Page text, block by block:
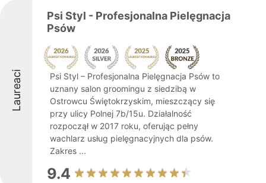
Laureaci
Psi Styl - Profesjonalna Pielęgnacja
Psów
Psi Styl – Profesjonalna Pielęgnacja Psów to
uznany salon groomingu z siedzibą w
Ostrowcu Świętokrzyskim, mieszczący się
przy ulicy Polnej 7b/15u. Działalność
rozpoczął w 2017 roku, oferując pełny
wachlarz usług pielęgnacyjnych dla psów.
Zakres ...
9.4